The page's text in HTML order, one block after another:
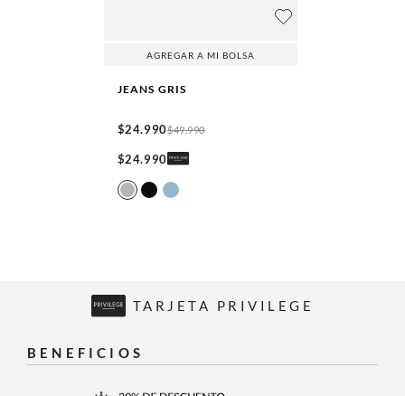
AGREGAR A MI BOLSA
JEANS GRIS
$24.990$49.990
$24.990
TARJETA PRIVILEGE
BENEFICIOS